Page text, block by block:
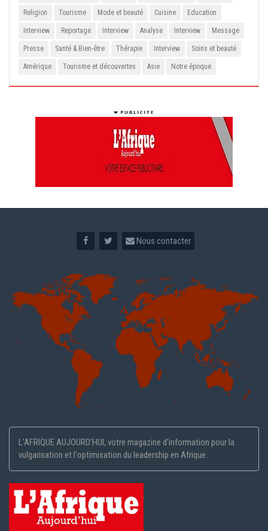
Religion Tourisme Mode et beauté Cuisine Education
Interview Reportage Interview Analyse Interview Message
Presse Santé & Bien-être Thérapie Interview Soins et beauté
Amérique Tourisme et découvertes Asie Notre époque
Nous contacter
L'AFRIQUE AUJOURD'HUI, votre magazine d'information pour la
vulgarisation et l'optimisation du leadership en Afrique.